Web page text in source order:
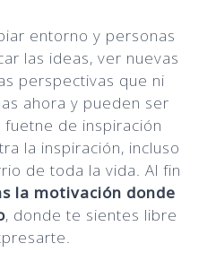
entorno y personas
las ideas, ver nuevas
perspectivas que ni
ahora y pueden ser
de inspiración
la inspiración, incluso
de toda la vida. Al fin
la motivación donde
, donde te sientes libre